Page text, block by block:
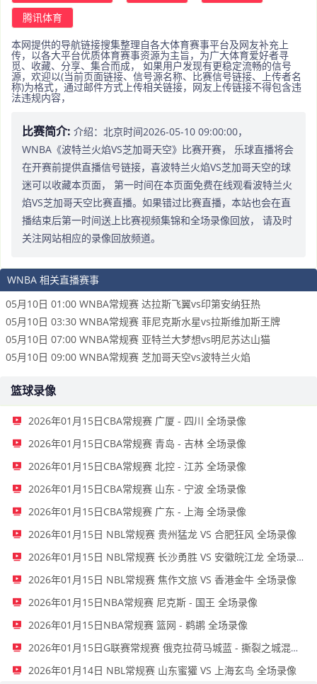
腾讯体育
本网提供的导航链接搜集整理自各大体育赛事平台及网友补充上
传，以各大平台优质体育赛事资源为主旨，为广大体育爱好者寻
觅、收藏、分享、集合而成， 如果用户发现有更稳定流畅的信号
源，欢迎以(当前页面链接、信号源名称、比赛信号链接、上传者名
称)为格式，通过邮件方式上传相关链接，网友上传链接不得包含违
法违规内容，
比赛简介: 介绍：北京时间2026-05-10 09:00:00，
WNBA《波特兰火焰VS芝加哥天空》比赛开赛， 乐球直播将会
在开赛前提供直播信号链接，喜波特兰火焰VS芝加哥天空的球
迷可以收藏本页面， 第一时间在本页面免费在线观看波特兰火
焰VS芝加哥天空比赛直播。如果错过比赛直播，本站也会在直
播结束后第一时间送上比赛视频集锦和全场录像回放， 请及时
关注网站相应的录像回放频道。
WNBA 相关直播赛事
05月10日 01:00 WNBA常规赛 达拉斯飞翼vs印第安纳狂热
05月10日 03:30 WNBA常规赛 菲尼克斯水星vs拉斯维加斯王牌
05月10日 07:00 WNBA常规赛 亚特兰大梦想vs明尼苏达山猫
05月10日 09:00 WNBA常规赛 芝加哥天空vs波特兰火焰
篮球录像
2026年01月15日CBA常规赛 广厦 - 四川 全场录像
2026年01月15日CBA常规赛 青岛 - 吉林 全场录像
2026年01月15日CBA常规赛 北控 - 江苏 全场录像
2026年01月15日CBA常规赛 山东 - 宁波 全场录像
2026年01月15日CBA常规赛 广东 - 上海 全场录像
2026年01月15日 NBL常规赛 贵州猛龙 VS 合肥狂风 全场录像
2026年01月15日 NBL常规赛 长沙勇胜 VS 安徽皖江龙 全场录像
2026年01月15日 NBL常规赛 焦作文旅 VS 香港金牛 全场录像
2026年01月15日NBA常规赛 尼克斯 - 国王 全场录像
2026年01月15日NBA常规赛 篮网 - 鹈鹕 全场录像
2026年01月15日G联赛常规赛 俄克拉荷马城蓝 - 撕裂之城混音 全场录像
2026年01月14日 NBL常规赛 山东蜜獾 VS 上海玄鸟 全场录像